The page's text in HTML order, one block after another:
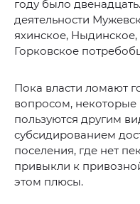
году было
деятельности
яхинское,
Горковское
Пока власти ломают
вопросом,
пользуются другим
субсидированием
поселения, где нет
привыкли к
этом плюсы.